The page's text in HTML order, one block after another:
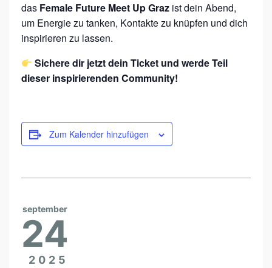
das Female Future Meet Up Graz ist dein Abend,
um Energie zu tanken, Kontakte zu knüpfen und dich
inspirieren zu lassen.
Sichere dir jetzt dein Ticket und werde Teil
dieser inspirierenden Community!
Zum Kalender hinzufügen
september
24
2025